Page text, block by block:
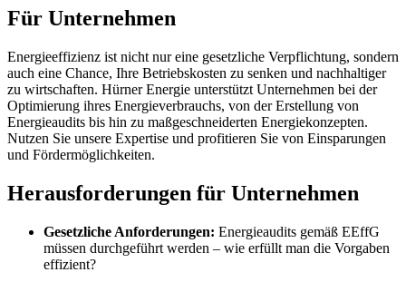
Für Unternehmen
Energieeffizienz ist nicht nur eine gesetzliche Verpflichtung, sondern
auch eine Chance, Ihre Betriebskosten zu senken und nachhaltiger
zu wirtschaften. Hürner Energie unterstützt Unternehmen bei der
Optimierung ihres Energieverbrauchs, von der Erstellung von
Energieaudits bis hin zu maßgeschneiderten Energiekonzepten.
Nutzen Sie unsere Expertise und profitieren Sie von Einsparungen
und Fördermöglichkeiten.
Herausforderungen für Unternehmen
Gesetzliche Anforderungen: Energieaudits gemäß EEffG
müssen durchgeführt werden – wie erfüllt man die Vorgaben
effizient?